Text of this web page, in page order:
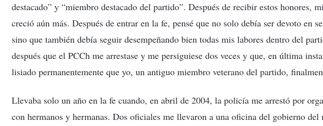
destacado” y “miembro destacado del partido”. Después de recibir estos honores,
creció aún más. Después de entrar en la fe, pensé que no solo debía ser devoto en
sino que también debía seguir desempeñando bien todas mis labores dentro del
después que el PCCh me arrestase y me persiguiese dos veces y que, en última
lisiado permanentemente que yo, un antiguo miembro veterano del partido,
Llevaba solo un año en la fe cuando, en abril de 2004, la policía me arrestó por
con hermanos y hermanas. Dos oficiales me llevaron a una oficina del gobierno